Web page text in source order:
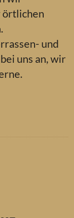
örtlichen
und
uns an, wir